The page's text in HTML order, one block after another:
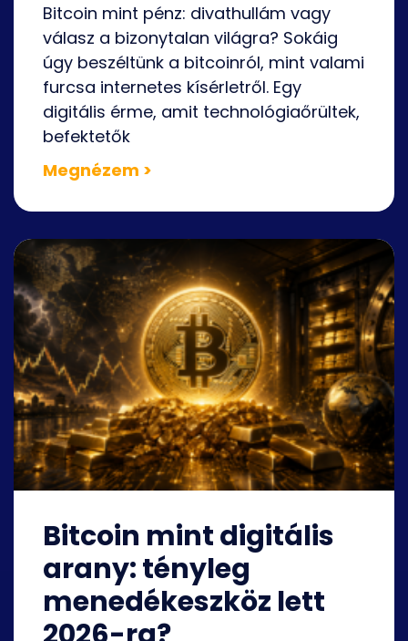
Bitcoin mint pénz: divathullám vagy
válasz a bizonytalan világra? Sokáig
úgy beszéltünk a bitcoinról, mint valami
furcsa internetes kísérletről. Egy
digitális érme, amit technológiaőrültek,
befektetők
Megnézem >
Bitcoin mint digitális
arany: tényleg
menedékeszköz lett